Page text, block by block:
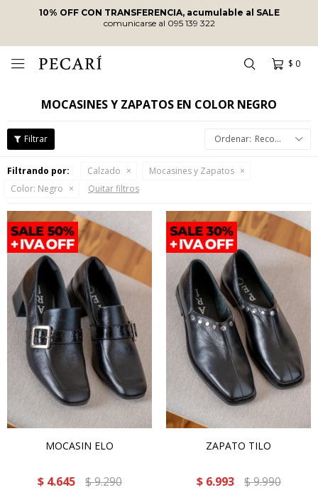
10% OFF CON TRANSFERENCIA, acumulable al SALE
comunicarse al 095 139 322
$ 0

MOCASINES Y ZAPATOS EN COLOR NEGRO
Recomendados
Filtrando por: Calzado
Mocasines y Zapatos
Color: Negro Quitar filtros
MOCASIN ELO
$ 4.645 $9.290
ZAPATO TILO
$ 6.993 $9.990